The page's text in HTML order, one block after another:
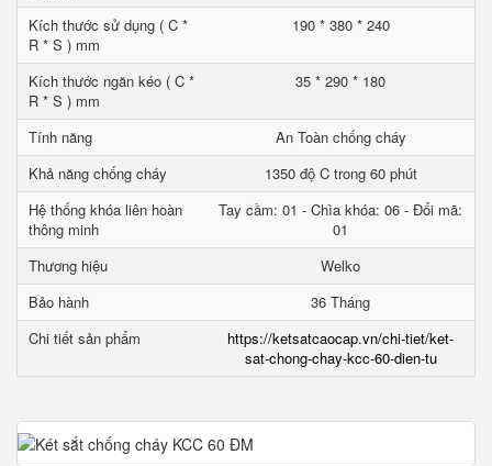
Kích thước sử dụng ( C *
R * S ) mm
190 * 380 * 240
Kích thước ngăn kéo ( C *
R * S ) mm
35 * 290 * 180
Tính năng
An Toàn chống cháy
Khả năng chống cháy
1350 độ C trong 60 phút
Hệ thống khóa liên hoàn
thông minh
Tay cầm: 01 - Chìa khóa: 06 - Đổi mã:
01
Thương hiệu
Welko
Bảo hành
36 Tháng
Chi tiết sản phẩm
https://ketsatcaocap.vn/chi-tiet/ket-
sat-chong-chay-kcc-60-dien-tu